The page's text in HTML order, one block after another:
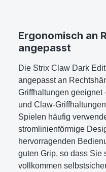
Ergonomisch an
angepasst
Die Strix Claw Dark
angepasst an
Griffhaltungen geeignet
und Claw-
Spielen häufig
stromlinienförmige
hervorragenden
guten Grip, so dass Sie
vollkommen